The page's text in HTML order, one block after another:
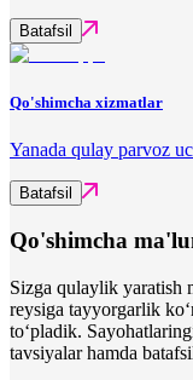
Batafsil
Qo'shimcha xizmatlar
Yanada qulay parvoz
Batafsil
Qo'shimcha
Sizga qulaylik yaratish
reysiga tayyorgarlik
to‘pladik.
tavsiyalar hamda